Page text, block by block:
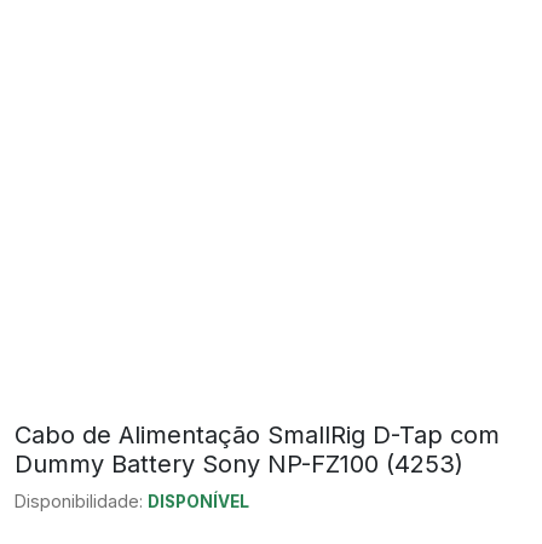
Cabo de Alimentação SmallRig D-Tap com
Dummy Battery Sony NP-FZ100 (4253)
Disponibilidade: DISPONÍVEL